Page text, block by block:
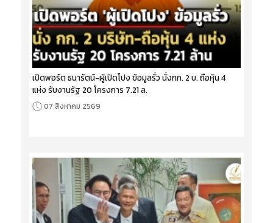
เปิดพอร์ต ธนารัตน์-ผู้เปิดโปง ข้อมูลรั่ว นั่งกก. 2 บ. ถือหุ้น 4
แห่ง รับงานรัฐ 20 โครงการ 7.21 ล.
07 สิงหาคม 2569